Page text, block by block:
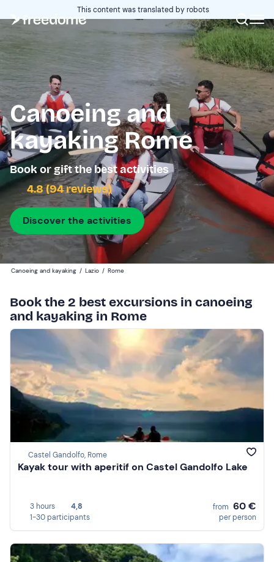
This content was translated by robots
Canoeing and
kayaking Rome
Book or gift the best activities
4.8 (94 reviews)
Discover the activities
Canoeing and kayaking / Lazio / Rome
Book the 2 best excursions in canoeing
and kayaking in Rome
Castel Gandolfo, Rome
Kayak tour with aperitif on Castel Gandolfo Lake
3 hours
4,8
1-30 participants
from 60 €
per person